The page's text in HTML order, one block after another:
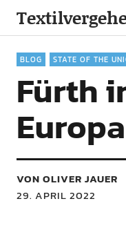
BLOG STATE OF THE
Fürth
VON OLIVER JAUER
29. APRIL 2022